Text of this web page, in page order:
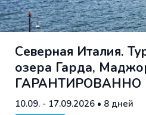
Северная Италия.
озера Гарда,
ГАРАНТИРОВАННО
10.09. - 17.09.2026 • 8 дней